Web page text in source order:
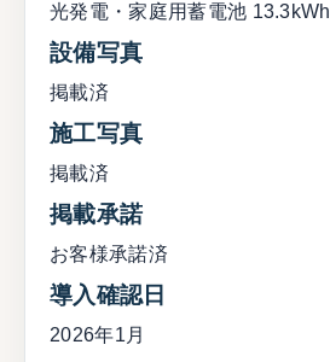
光発電・家庭用蓄電池 13.3kWh
設備写真
掲載済
施工写真
掲載済
掲載承諾
お客様承諾済
導入確認日
2026年1月